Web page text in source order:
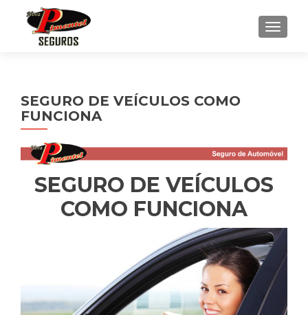
SEGURO DE VEÍCULOS COMO
FUNCIONA
SEGURO DE VEÍCULOS
COMO FUNCIONA